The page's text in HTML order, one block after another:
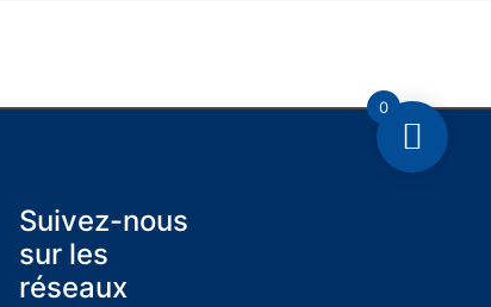
Suivez-nous
sur les
réseaux
0